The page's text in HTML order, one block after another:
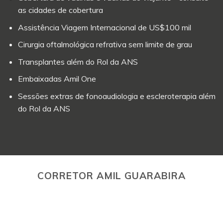
as cidades de cobertura
Assistência Viagem Internacional de US$100 mil
Cirurgia oftalmológica refrativa sem limite de grau
Transplantes além do Rol da ANS
Embaixadas Amil One
Sessões extras de fonoaudiologia e escleroterapia além
do Rol da ANS
CORRETOR AMIL GUARABIRA